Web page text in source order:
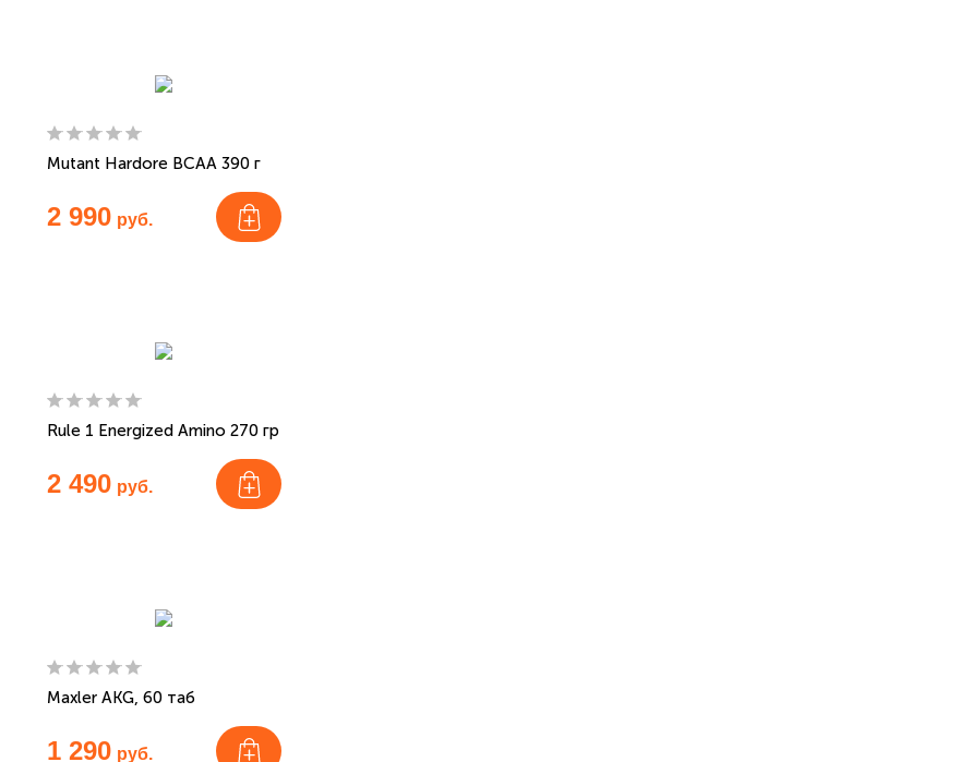
Mutant Hardore BCAA 390 г
2 990 руб.
Rule 1 Energized Amino 270 гр
2 490 руб.
Maxler AKG, 60 таб
1 290 руб.